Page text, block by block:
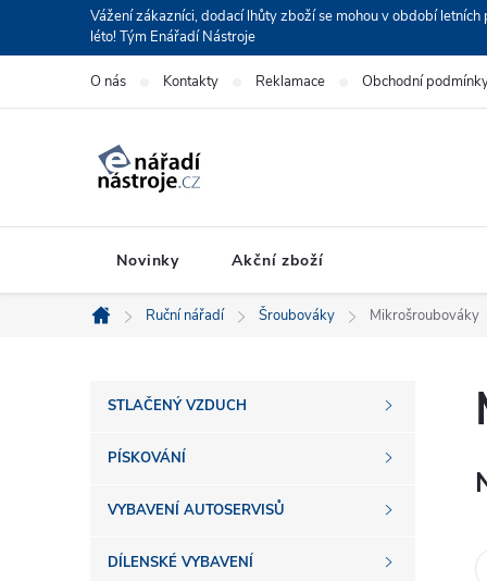
Vážení zákazníci, dodací lhůty zboží se mohou v období
léto! Tým Enářadí Nástroje
O nás Kontakty Reklamace Obchodní
Novinky Akční zboží
Domů
Ruční nářadí Šroubováky Mikrošroubováky
P
o
s
STLAČENÝ VZDUCH
PÍSKOVÁNÍ
VYBAVENÍ AUTOSERVISŮ
DÍLENSKÉ VYBAVENÍ